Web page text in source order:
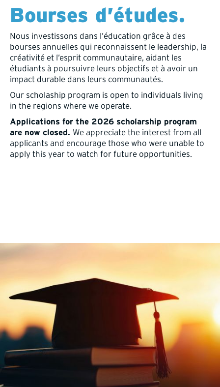
Bourses d’études.
Nous investissons dans l’éducation grâce à des
bourses annuelles qui reconnaissent le leadership, la
créativité et l’esprit communautaire, aidant les
étudiants à poursuivre leurs objectifs et à avoir un
impact durable dans leurs communautés.
Our scholaship program is open to individuals living
in the regions where we operate.
Applications for the 2026 scholarship program
are now closed. We appreciate the interest from all
applicants and encourage those who were unable to
apply this year to watch for future opportunities.